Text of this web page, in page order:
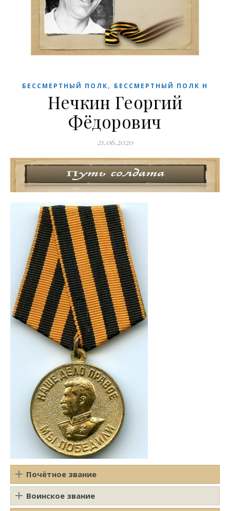
БЕССМЕРТНЫЙ ПОЛК, БЕССМЕРТНЫЙ ПОЛК Н
Нечкин Георгий
Фёдорович
21.06.2020
Почётное звание
Воинское звание